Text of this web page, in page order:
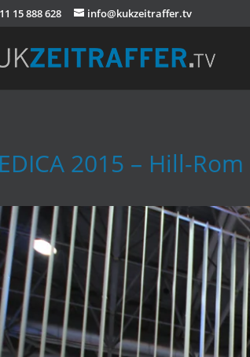
15 888 628 info@kukzeitraffer.tv
2015 – Hill-Rom